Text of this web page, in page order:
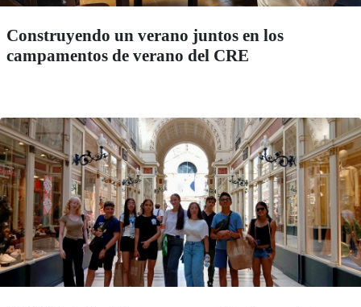
Construyendo un verano juntos en los
campamentos de verano del CRE